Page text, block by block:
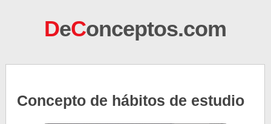
DeConceptos.com
Concepto de hábitos de estudio